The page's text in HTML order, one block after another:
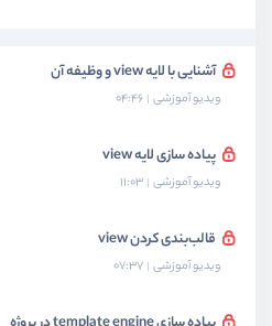
آشنایی با لایه view و وظیفه آن
ویدیو آموزشی 04:46
پیاده سازی لایه view
ویدیو آموزشی 11:03
قالب‌بندی کردن view
ویدیو آموزشی 07:37